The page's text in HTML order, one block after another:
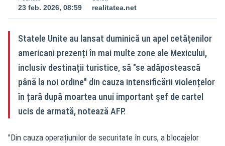
23 feb. 2026, 08:59 realitatea.net
Statele Unite au lansat duminică un apel cetățenilor
americani prezenți în mai multe zone ale Mexicului,
inclusiv destinații turistice, să "se adăpostească
până la noi ordine" din cauza intensificării violențelor
în țară după moartea unui important șef de cartel
ucis de armată, notează AFP.
"Din cauza operațiunilor de securitate în curs, a blocajelor